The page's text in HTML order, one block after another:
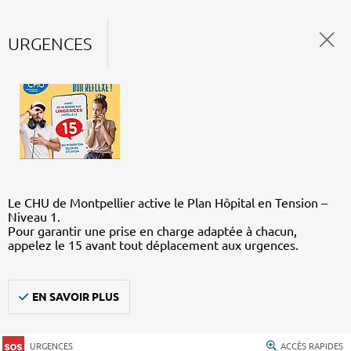
URGENCES
Le CHU de Montpellier active le Plan Hôpital en Tension –
Niveau 1.
Pour garantir une prise en charge adaptée à chacun,
appelez le 15 avant tout déplacement aux urgences.
EN SAVOIR PLUS
URGENCES ACCÈS RAPIDES